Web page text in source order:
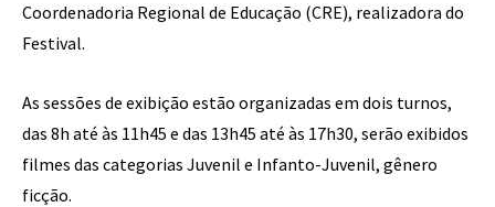
Coordenadoria Regional de Educação (CRE), realizadora do
Festival.
As sessões de exibição estão organizadas em dois turnos,
das 8h até às 11h45 e das 13h45 até às 17h30, serão exibidos
filmes das categorias Juvenil e Infanto-Juvenil, gênero
ficção.